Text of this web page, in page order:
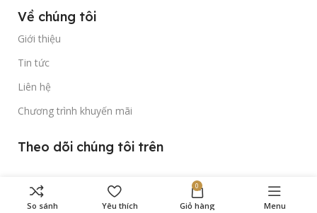
Về chúng tôi
Giới thiệu
Tin tức
Liên hệ
Chương trình khuyến mãi
Theo dõi chúng tôi trên
So sánh Yêu thích
0
Giỏ hàng Menu